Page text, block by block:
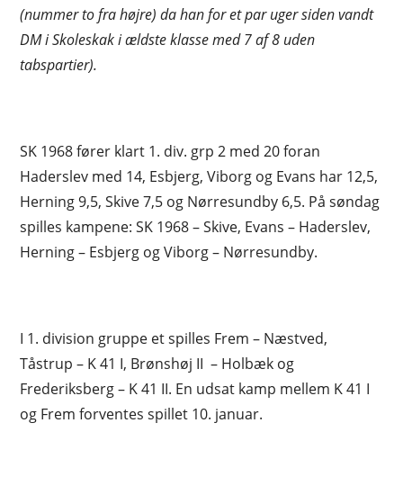
(nummer to fra højre) da han for et par uger siden vandt
DM i Skoleskak i ældste klasse med 7 af 8 uden
tabspartier).
SK 1968 fører klart 1. div. grp 2 med 20 foran
Haderslev med 14, Esbjerg, Viborg og Evans har 12,5,
Herning 9,5, Skive 7,5 og Nørresundby 6,5. På søndag
spilles kampene: SK 1968 – Skive, Evans – Haderslev,
Herning – Esbjerg og Viborg – Nørresundby.
I 1. division gruppe et spilles Frem – Næstved,
Tåstrup – K 41 I, Brønshøj II – Holbæk og
Frederiksberg – K 41 II. En udsat kamp mellem K 41 I
og Frem forventes spillet 10. januar.